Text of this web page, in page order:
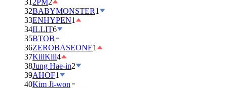
31 2PM2
32BABYMONSTER1
33ENHYPEN1
34ILLIT6
35BTOB
36ZEROBASEONE1
37KiiiKiii4
38Jung Hae-in2
39AHOF1
40Kim Ji-won